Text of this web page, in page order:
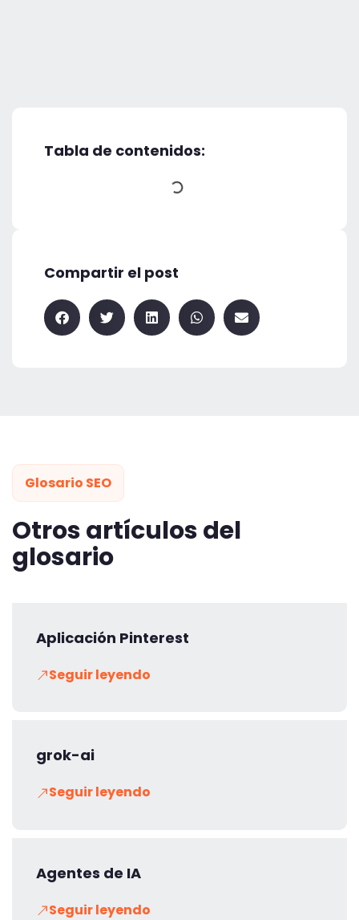
Tabla de contenidos:
Compartir el post
Glosario SEO
Otros artículos del
glosario
Aplicación Pinterest
Seguir leyendo
grok-ai
Seguir leyendo
Agentes de IA
Seguir leyendo